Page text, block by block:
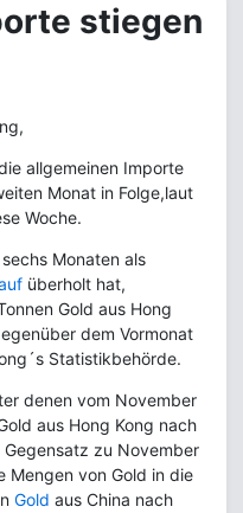
stiegen
allgemeinen Importe
Monat in Folge,laut
Woche.
Monaten als
überholt hat,
Gold aus Hong
dem Vormonat
Statistikbehörde.
denen vom November
aus Hong Kong nach
zu November
Mengen von Gold in die
Gold aus China nach